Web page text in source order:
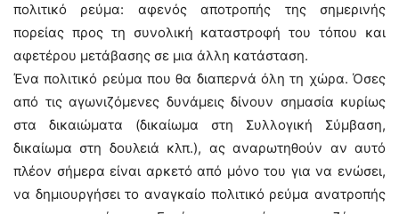
πολιτικό ρεύμα: αφενός αποτροπής της σημερινής
πορείας προς τη συνολική καταστροφή του τόπου και
αφετέρου μετάβασης σε μια άλλη κατάσταση.
Ένα πολιτικό ρεύμα που θα διαπερνά όλη τη χώρα. Όσες
από τις αγωνιζόμενες δυνάμεις δίνουν σημασία κυρίως
στα δικαιώματα (δικαίωμα στη Συλλογική Σύμβαση,
δικαίωμα στη δουλειά κλπ.), ας αναρωτηθούν αν αυτό
πλέον σήμερα είναι αρκετό από μόνο του για να ενώσει,
να δημιουργήσει το αναγκαίο πολιτικό ρεύμα ανατροπής